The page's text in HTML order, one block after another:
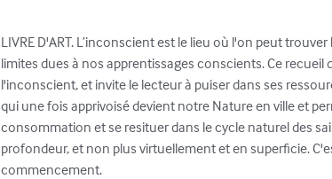
LIVRE D'ART. L’inconscient est le lieu où l'on peut
limites dues à nos apprentissages conscients. Ce
l'inconscient, et invite le lecteur à puiser dans ses
qui une fois apprivoisé devient notre Nature en ville et
consommation et se resituer dans le cycle naturel des
profondeur, et non plus virtuellement et en superficie.
commencement.